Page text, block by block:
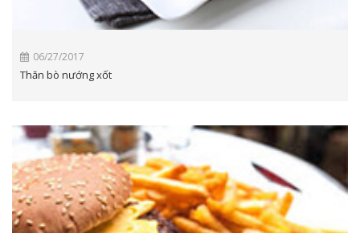
06/27/2017
Thăn bò nướng xốt